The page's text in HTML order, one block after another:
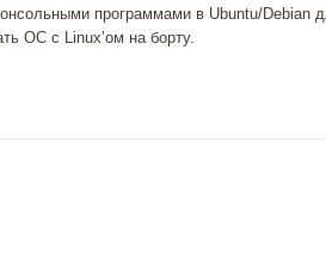
программами в Ubuntu/Debian
ОС с Linux’ом на борту.